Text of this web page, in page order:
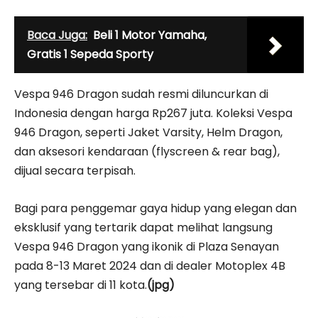
Baca Juga: Beli 1 Motor Yamaha,
Gratis 1 Sepeda Sporty
Vespa 946 Dragon sudah resmi diluncurkan di
Indonesia dengan harga Rp267 juta. Koleksi Vespa
946 Dragon, seperti Jaket Varsity, Helm Dragon,
dan aksesori kendaraan (flyscreen & rear bag),
dijual secara terpisah.
Bagi para penggemar gaya hidup yang elegan dan
eksklusif yang tertarik dapat melihat langsung
Vespa 946 Dragon yang ikonik di Plaza Senayan
pada 8-13 Maret 2024 dan di dealer Motoplex 4B
yang tersebar di 11 kota.(jpg)